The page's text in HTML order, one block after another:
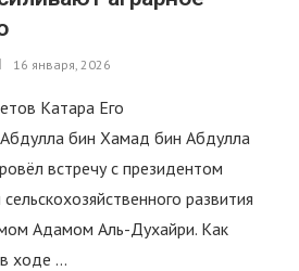
16 января, 2026
Катара Его
бин Хамад бин Абдулла
встречу с президентом
развития
Адамом Аль-Духайри. Как
ходе …